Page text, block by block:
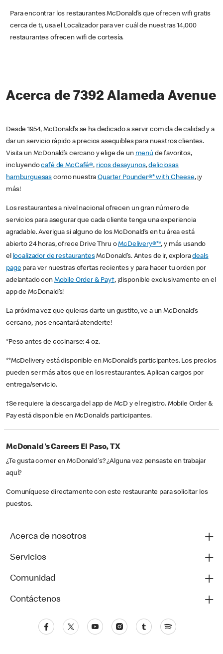
Para encontrar los restaurantes McDonald’s que ofrecen wifi gratis
cerca de ti, usa el Localizador para ver cuál de nuestras 14,000
restaurantes ofrecen wifi de cortesía.
Acerca de 7392 Alameda Avenue
Desde 1954, McDonald’s se ha dedicado a servir comida de calidad y a
dar un servicio rápido a precios asequibles para nuestros clientes.
Visita un McDonald’s cercano y elige de un menú de favoritos,
incluyendocafé de McCafé®, ricos desayunos,deliciosas
hamburguesas como nuestraQuarter Pounder®* with Cheese, ¡y
más!
Los restaurantes a nivel nacional ofrecen un gran número de
servicios para asegurar que cada cliente tenga una experiencia
agradable. Averigua si alguno de los McDonald’s en tu área está
abierto 24 horas, ofrece Drive Thru oMcDelivery®**, y más usando
el localizador de restaurantesMcDonald’s. Antes de ir, exploradeals
pagepara ver nuestras ofertas recientes y para hacer tu orden por
adelantado con Mobile Order & Pay†, ¡disponible exclusivamente en el
app de McDonald’s!
La próxima vez que quieras darte un gustito, ve a un McDonald’s
cercano, ¡nos encantará atenderte!
*Peso antes de cocinarse: 4 oz.
**McDelivery está disponible en McDonald’s participantes. Los precios
pueden ser más altos que en los restaurantes. Aplican cargos por
entrega/servicio.
†Se requiere la descarga del app de McD y el registro. Mobile Order &
Pay está disponible en McDonald’s participantes.
McDonald's Careers El Paso, TX
¿Te gusta comer en McDonald's? ¿Alguna vez pensaste en trabajar
aquí?
Comuníquese directamente con este restaurante para solicitar los
puestos.
Acerca de nosotros
Servicios
Comunidad
Contáctenos